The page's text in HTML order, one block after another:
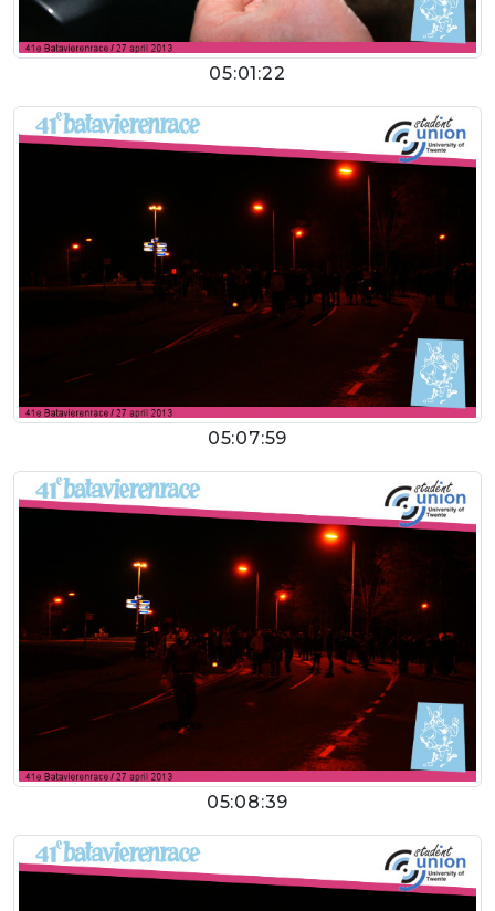
05:01:22
05:07:59
05:08:39